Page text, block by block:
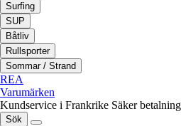
Surfing
SUP
Båtliv
Rullsporter
Sommar / Strand
REA
Varumärken
Kundservice i Frankrike Säker betalning
Sök